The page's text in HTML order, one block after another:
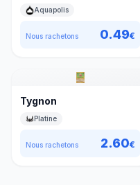
Aquapolis
Nous rachetons 0.49€
Tygnon
Platine
Nous rachetons 2.60€